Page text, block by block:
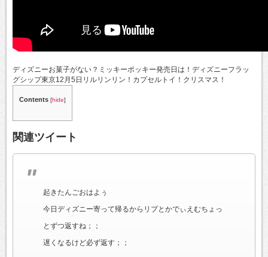
ディズニーお菓子がない？ミッキーポッキー発売日は！ディズニーフラッ
グシップ東京12月5日リルリンリン！カプセルトイ！クリスマス！
Contents [hide]
関連ツイート
起きたんごおはよぅ
今日ディズニー寄って帰るからリプとかでぃえむちょっ
とずつ返すね；；
遅くなるけど必ず返す；；